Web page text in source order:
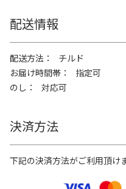
配送情報
配送方法
チルド
お届け時間帯
指定可
のし
対応可
決済方法
下記の決済方法がご利用頂けま